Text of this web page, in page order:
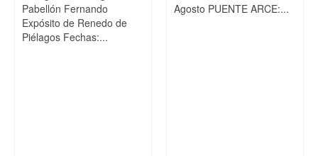
Pabellón Fernando
Expósito de Renedo de
Piélagos Fechas:...
Agosto PUENTE ARCE:...